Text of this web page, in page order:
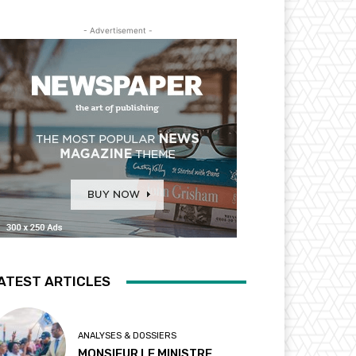
- Advertisement -
ARTICLES
ANALYSES & DOSSIERS